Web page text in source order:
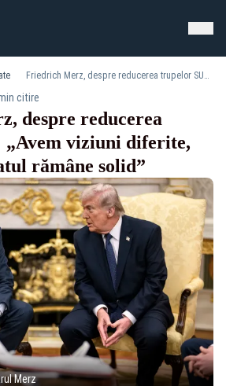
Friedrich Merz, despre reducerea trupelor SUA: „Avem viziuni diferite, dar parteneriatul rămâne solid”
citire
despre reducerea
viziuni diferite,
rămâne solid”
Merz